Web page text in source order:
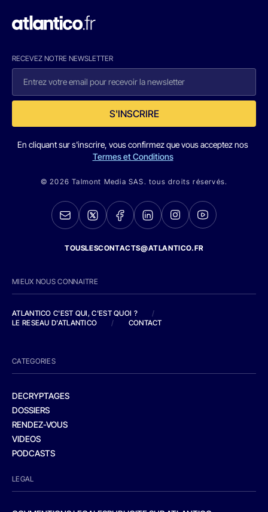
RECEVEZ NOTRE NEWSLETTER
S'INSCRIRE
En cliquant sur s'inscrire, vous confirmez que vous acceptez nos
Termes et Conditions
© 2026 Talmont Media SAS. tous droits réservés.
TOUSLESCONTACTS@ATLANTICO.FR
MIEUX NOUS CONNAITRE
ATLANTICO C'EST QUI, C'EST QUOI ?
/
LE RESEAU D'ATLANTICO
/ CONTACT
CATEGORIES
DECRYPTAGES
DOSSIERS
RENDEZ-VOUS
VIDEOS
PODCASTS
LEGAL